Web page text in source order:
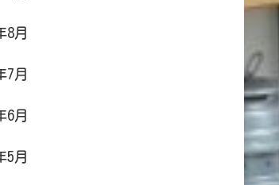
8月
7月
6月
5月